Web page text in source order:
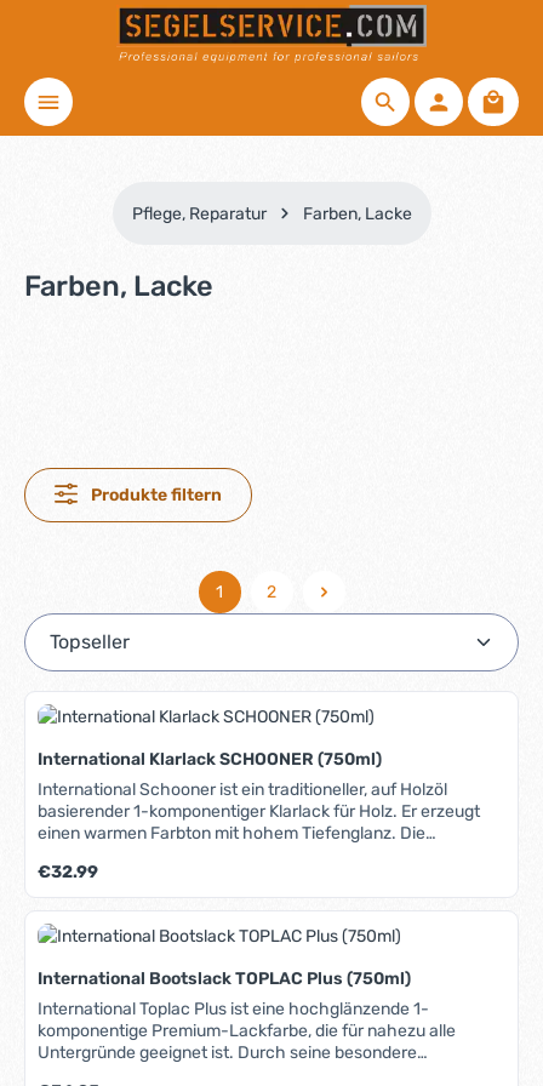
Zum Hauptinhalt springen
Pflege, Reparatur Farben, Lacke
Farben, Lacke
Produkte filtern
Seite
1
Seite
2
International Klarlack SCHOONER (750ml)
International Schooner ist ein traditioneller, auf Holzöl
basierender 1-komponentiger Klarlack für Holz. Er erzeugt
einen warmen Farbton mit hohem Tiefenglanz. Die
Verbindung mit der sehr hohen Wasserbeständigkeit eine
bemerkenswerte Langlebigkeit. Die guten
Verlaufseigenschaften machen ihn einfach zu verarbeiten
(Pinsel, Rolle oder Spritzverfahren). Schooner kann direkt
Für Innen- und Außenbereiche (über der Wasserlinie)
gleichermaßen geeignet.
Regulärer Preis:
€32.99
International Bootslack TOPLAC Plus (750ml)
International Toplac Plus ist eine hochglänzende 1-
komponentige Premium-Lackfarbe, die für nahezu alle
Untergründe geeignet ist. Durch seine besondere